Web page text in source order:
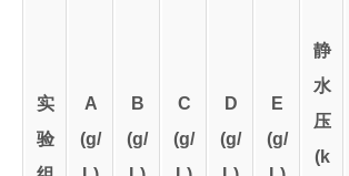
实
验
A
(g/
B
(g/
C
(g/
D
(g/
E
(g/
静
水
压
(k